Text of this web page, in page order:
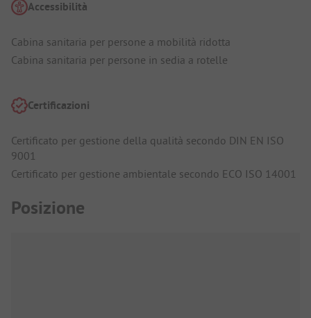
Accessibilità
Cabina sanitaria per persone a mobilità ridotta
Cabina sanitaria per persone in sedia a rotelle
Certificazioni
Certificato per gestione della qualità secondo DIN EN ISO
9001
Certificato per gestione ambientale secondo ECO ISO 14001
Posizione